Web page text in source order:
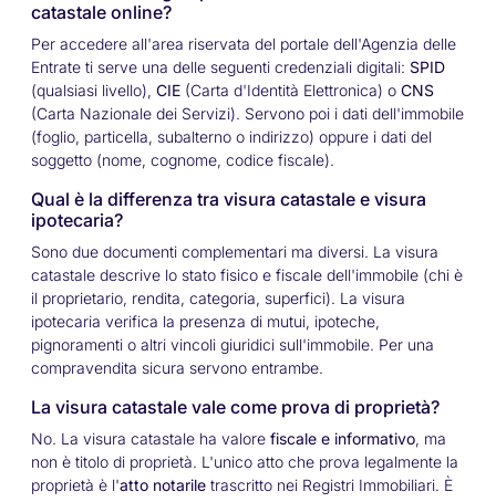
catastale online?
Per accedere all'area riservata del portale dell'Agenzia delle
Entrate ti serve una delle seguenti credenziali digitali: SPID
(qualsiasi livello), CIE (Carta d'Identità Elettronica) o CNS
(Carta Nazionale dei Servizi). Servono poi i dati dell'immobile
(foglio, particella, subalterno o indirizzo) oppure i dati del
soggetto (nome, cognome, codice fiscale).
Qual è la differenza tra visura catastale e visura
ipotecaria?
Sono due documenti complementari ma diversi. La visura
catastale descrive lo stato fisico e fiscale dell'immobile (chi è
il proprietario, rendita, categoria, superfici). La visura
ipotecaria verifica la presenza di mutui, ipoteche,
pignoramenti o altri vincoli giuridici sull'immobile. Per una
compravendita sicura servono entrambe.
La visura catastale vale come prova di proprietà?
No. La visura catastale ha valore fiscale e informativo, ma
non è titolo di proprietà. L'unico atto che prova legalmente la
proprietà è l'atto notarile trascritto nei Registri Immobiliari. È